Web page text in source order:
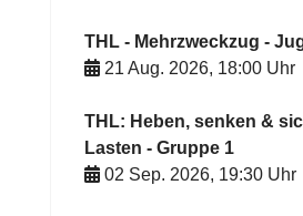
THL - Mehrzweckzug -
21 Aug. 2026, 18:00 Uhr
THL: Heben, senken &
Lasten - Gruppe 1
02 Sep. 2026, 19:30 Uhr